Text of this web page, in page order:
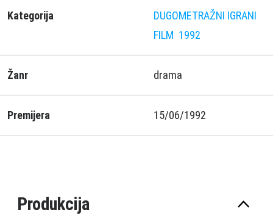
Kategorija
DUGOMETRAŽNI IGRANI
FILM 1992
Žanr drama
Premijera 15/06/1992
Produkcija